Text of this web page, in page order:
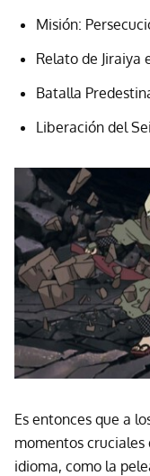
Misión:
Relato de Jiraiya
Batalla
Liberación del
Es entonces que a
momentos cruciales
idioma, como la